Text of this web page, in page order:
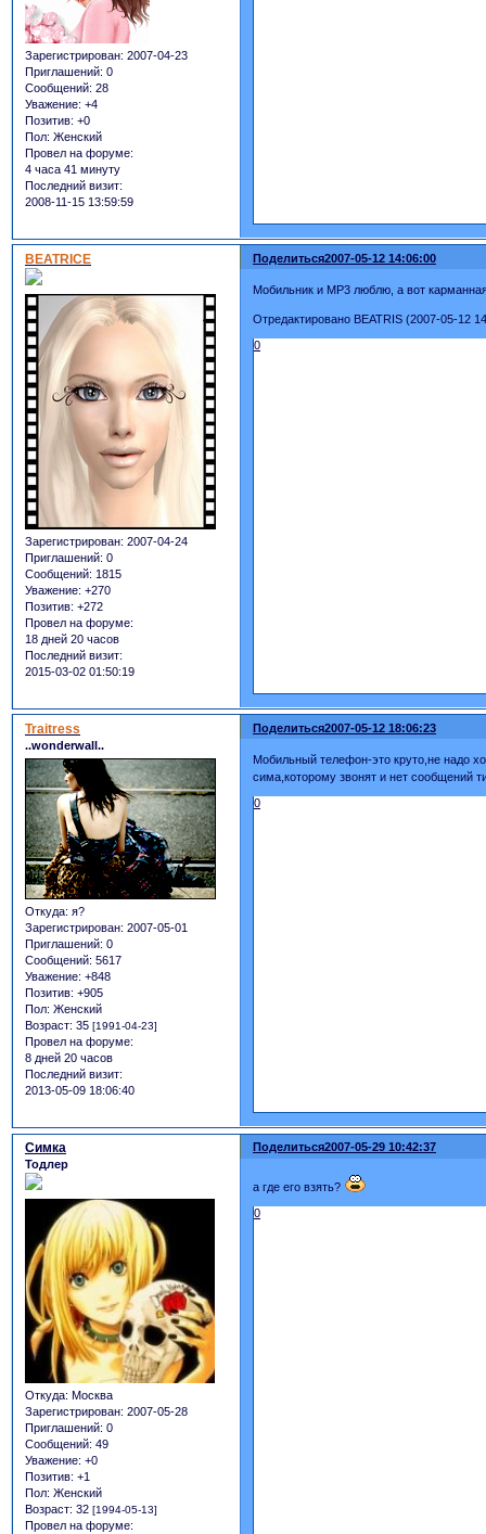
Зарегистрирован: 2007-04-23
Приглашений: 0
Сообщений: 28
Уважение: +4
Позитив: +0
Пол: Женский
Провел на форуме:
4 часа 41 минуту
Последний визит:
2008-11-15 13:59:59
Поделиться2007-05-12 14:06:00
BEATRICE
Зарегистрирован: 2007-04-24
Приглашений: 0
Сообщений: 1815
Уважение: +270
Позитив: +272
Провел на форуме:
18 дней 20 часов
Последний визит:
2015-03-02 01:50:19
Мобильник и МР3 люблю, а вот
Отредактировано BEATRIS (2007-05-12
0
Поделиться2007-05-12 18:06:23
Traitress
..wonderwall..
Откуда: я?
Зарегистрирован: 2007-05-01
Приглашений: 0
Сообщений: 5617
Уважение: +848
Позитив: +905
Пол: Женский
Возраст: 35 [1991-04-23]
Провел на форуме:
8 дней 20 часов
Последний визит:
2013-05-09 18:06:40
Мобильный телефон-это круто,не надо
сима,которому звонят и нет сообщений
0
Поделиться2007-05-29 10:42:37
Симка
Тодлер
Откуда: Москва
Зарегистрирован: 2007-05-28
Приглашений: 0
Сообщений: 49
Уважение: +0
Позитив: +1
Пол: Женский
Возраст: 32 [1994-05-13]
Провел на форуме:
а где его взять?
0